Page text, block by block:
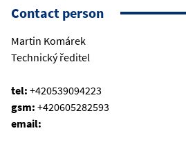
Contact person
Martin Komárek
Technický ředitel
tel: +420539094223
gsm: +420605282593
email: